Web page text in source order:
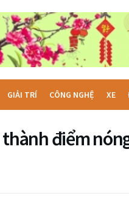
GIẢI TRÍ CÔNG NGHỆ XE
thành điểm